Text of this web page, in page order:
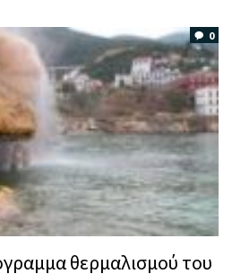
0
θερμαλισμού του